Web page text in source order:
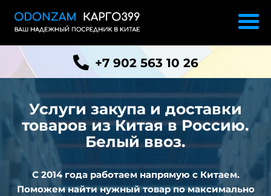
+7 902 563 10 26
Услуги закупа и доставки
товаров из Китая в Россию.
Белый ввоз.
С 2014 года работаем напрямую с Китаем.
Поможем найти нужный товар по максимально